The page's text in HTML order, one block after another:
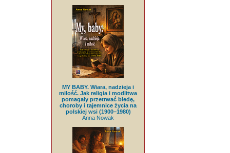
MY BABY. Wiara, nadzieja i
miłość. Jak religia i modlitwa
pomagały przetrwać biedę,
choroby i tajemnice życia na
polskiej wsi (1900–1980)
Anna Nowak